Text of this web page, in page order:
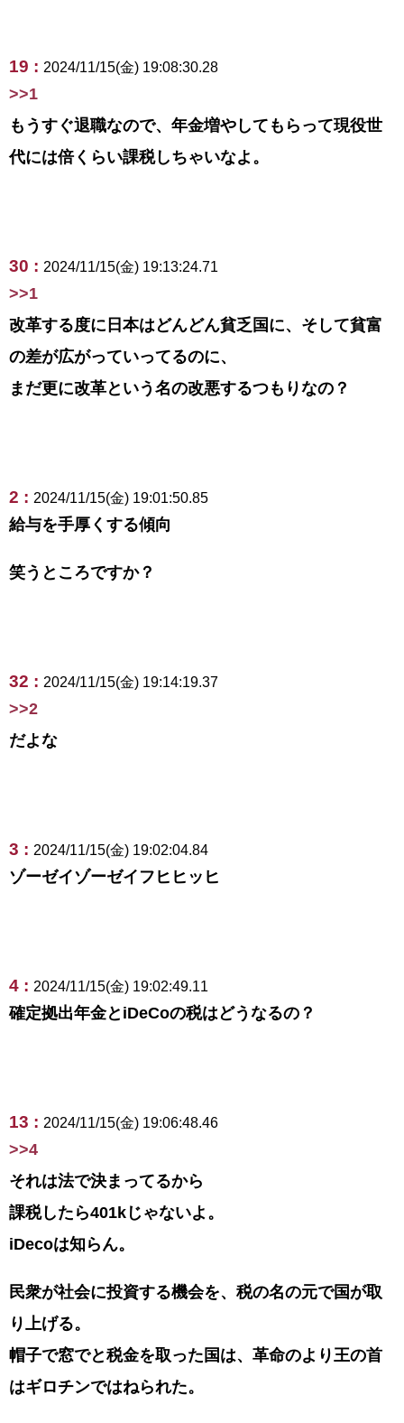
19 : 2024/11/15(金) 19:08:30.28
>>1
もうすぐ退職なので、年金増やしてもらって現役世
代には倍くらい課税しちゃいなよ。
30 : 2024/11/15(金) 19:13:24.71
>>1
改革する度に日本はどんどん貧乏国に、そして貧富
の差が広がっていってるのに、
まだ更に改革という名の改悪するつもりなの？
2 : 2024/11/15(金) 19:01:50.85
給与を手厚くする傾向
笑うところですか？
32 : 2024/11/15(金) 19:14:19.37
>>2
だよな
3 : 2024/11/15(金) 19:02:04.84
ゾーゼイゾーゼイフヒヒッヒ
4 : 2024/11/15(金) 19:02:49.11
確定拠出年金とiDeCoの税はどうなるの？
13 : 2024/11/15(金) 19:06:48.46
>>4
それは法で決まってるから
課税したら401kじゃないよ。
iDecoは知らん。
民衆が社会に投資する機会を、税の名の元で国が取
り上げる。
帽子で窓でと税金を取った国は、革命のより王の首
はギロチンではねられた。